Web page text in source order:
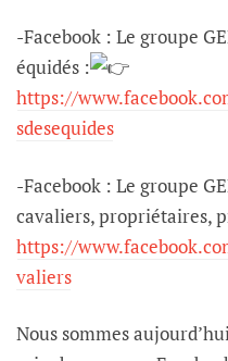
-Facebook : Le groupe
équidés :
https://
sdesequides
-Facebook : Le groupe
cavaliers, propriétaires,
https://
valiers
Nous sommes